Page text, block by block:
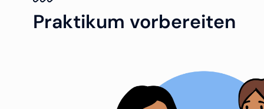
Praktikum vorbereiten